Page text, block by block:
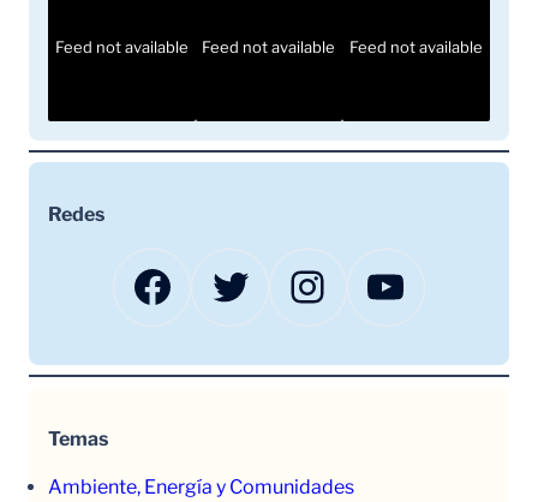
Feed not available Feed not available Feed not available
Redes
Facebook Twitter Instagram YouTube
Temas
Ambiente, Energía y Comunidades